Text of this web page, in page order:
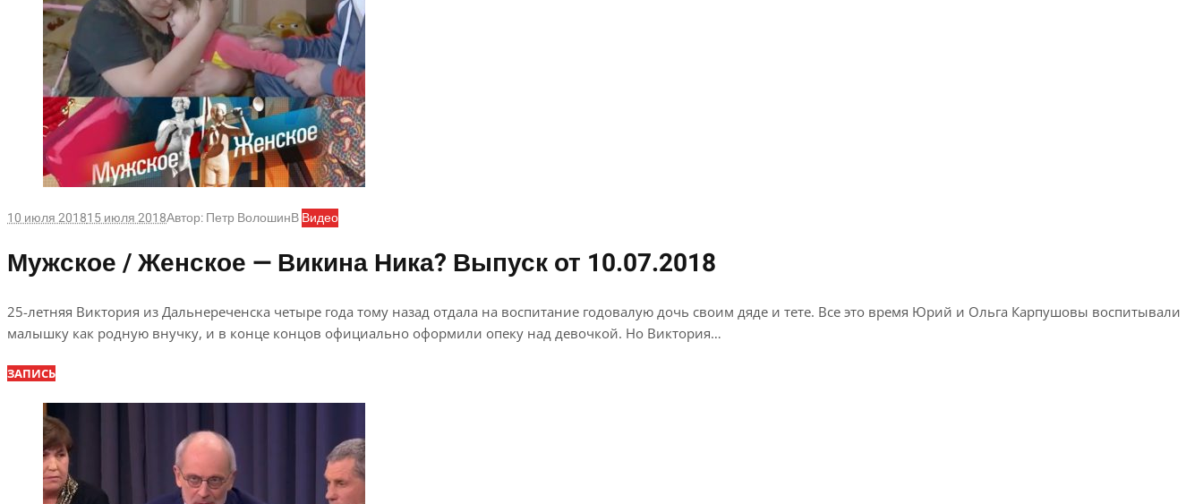
10 июля 201815 июля 2018Автор:Петр ВолошинВВидео
Мужское / Женское — Викина Ника? Выпуск от 10.07.2018
25-летняя Виктория из Дальнереченска четыре года тому назад отдала на воспитание годовалую дочь своим дяде и тете. Все это время Юрий и Ольга Карпушовы воспитывали
малышку как родную внучку, и в конце концов официально оформили опеку над девочкой. Но Виктория…
ЗАПИСЬ